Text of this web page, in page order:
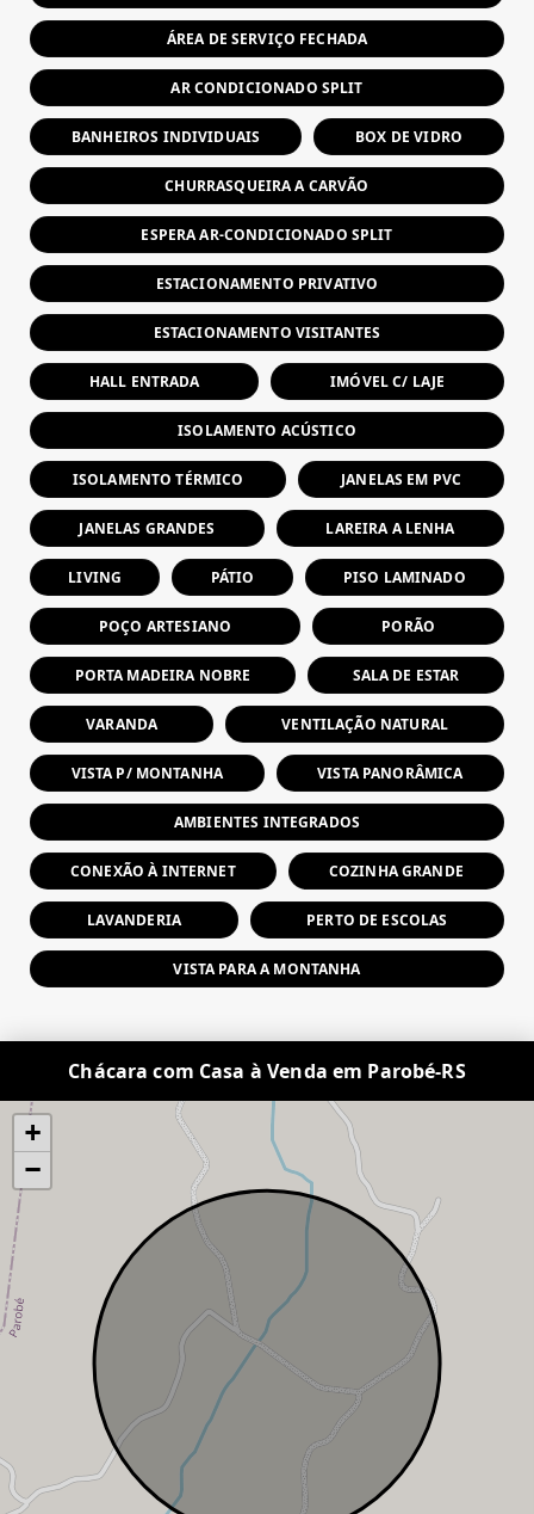
ÁREA DE SERVIÇO FECHADA
AR CONDICIONADO SPLIT
BANHEIROS INDIVIDUAIS BOX DE VIDRO
CHURRASQUEIRA A CARVÃO
ESPERA AR-CONDICIONADO SPLIT
ESTACIONAMENTO PRIVATIVO
ESTACIONAMENTO VISITANTES
HALL ENTRADA IMÓVEL C/ LAJE
ISOLAMENTO ACÚSTICO
ISOLAMENTO TÉRMICO JANELAS EM PVC
JANELAS GRANDES LAREIRA A LENHA
LIVING PÁTIO PISO LAMINADO
POÇO ARTESIANO PORÃO
PORTA MADEIRA NOBRE SALA DE ESTAR
VARANDA VENTILAÇÃO NATURAL
VISTA P/ MONTANHA VISTA PANORÂMICA
AMBIENTES INTEGRADOS
CONEXÃO À INTERNET COZINHA GRANDE
LAVANDERIA PERTO DE ESCOLAS
VISTA PARA A MONTANHA
Chácara com Casa à Venda em Parobé-RS
+
−